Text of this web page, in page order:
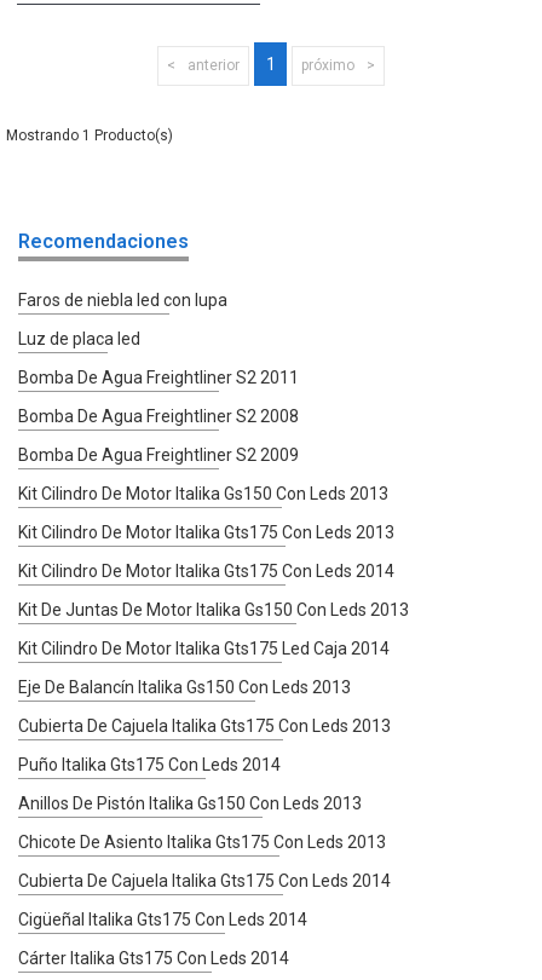
anterior 1 próximo
1
Recomendaciones
Faros de niebla led con lupa
Luz de placa led
Bomba De Agua Freightliner S2 2011
Bomba De Agua Freightliner S2 2008
Bomba De Agua Freightliner S2 2009
Kit Cilindro De Motor Italika Gs150 Con Leds 2013
Kit Cilindro De Motor Italika Gts175 Con Leds 2013
Kit Cilindro De Motor Italika Gts175 Con Leds 2014
Kit De Juntas De Motor Italika Gs150 Con Leds 2013
Kit Cilindro De Motor Italika Gts175 Led Caja 2014
Eje De Balancín Italika Gs150 Con Leds 2013
Cubierta De Cajuela Italika Gts175 Con Leds 2013
Puño Italika Gts175 Con Leds 2014
Anillos De Pistón Italika Gs150 Con Leds 2013
Chicote De Asiento Italika Gts175 Con Leds 2013
Cubierta De Cajuela Italika Gts175 Con Leds 2014
Cigüeñal Italika Gts175 Con Leds 2014
Cárter Italika Gts175 Con Leds 2014